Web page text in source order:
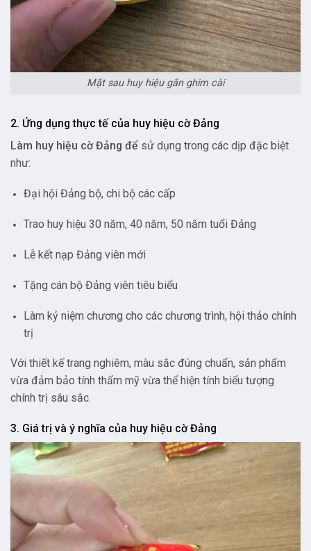
Mặt sau huy hiệu gắn ghim cài
2. Ứng dụng thực tế của huy hiệu cờ Đảng
Làm huy hiệu cờ Đảng để sử dụng trong các dịp đặc biệt
như:
Đại hội Đảng bộ, chi bộ các cấp
Trao huy hiệu 30 năm, 40 năm, 50 năm tuổi Đảng
Lễ kết nạp Đảng viên mới
Tặng cán bộ Đảng viên tiêu biểu
Làm kỷ niệm chương cho các chương trình, hội thảo chính
trị
Với thiết kế trang nghiêm, màu sắc đúng chuẩn, sản phẩm
vừa đảm bảo tính thẩm mỹ vừa thể hiện tính biểu tượng
chính trị sâu sắc.
3. Giá trị và ý nghĩa của huy hiệu cờ Đảng